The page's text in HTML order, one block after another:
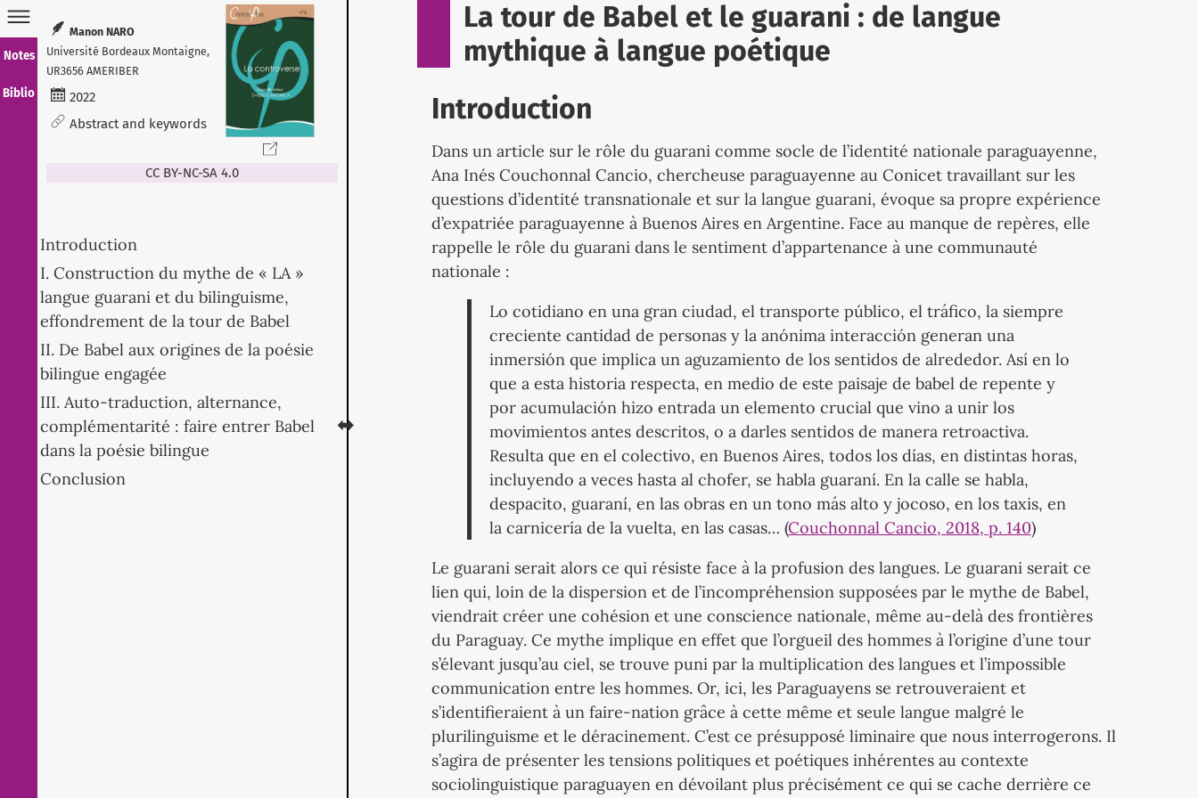
Notes
Biblio
Manon NARO
Université Bordeaux Montaigne,
UR3656 AMERIBER
2022
Abstract and keywords
CC BY-NC-SA 4.0
Introduction
I. Construction du mythe de « LA »
langue guarani et du bilinguisme,
effondrement de la tour de Babel
II. De Babel aux origines de la poésie
bilingue engagée
III. Auto-traduction, alternance,
complémentarité : faire entrer Babel
dans la poésie bilingue
Conclusion
La tour de Babel et le guarani : de langue
mythique à langue poétique
Introduction
Dans un article sur le rôle du guarani comme socle de l’identité nationale paraguayenne,
Ana Inés Couchonnal Cancio, chercheuse paraguayenne au Conicet travaillant sur les
questions d’identité transnationale et sur la langue guarani, évoque sa propre expérience
d’expatriée paraguayenne à Buenos Aires en Argentine. Face au manque de repères, elle
rappelle le rôle du guarani dans le sentiment d’appartenance à une communauté
nationale :
Lo cotidiano en una gran ciudad, el transporte público, el tráfico, la siempre
creciente cantidad de personas y la anónima interacción generan una
inmersión que implica un aguzamiento de los sentidos de alrededor. Así en lo
que a esta historia respecta, en medio de este paisaje de babel de repente y
por acumulación hizo entrada un elemento crucial que vino a unir los
movimientos antes descritos, o a darles sentidos de manera retroactiva.
Resulta que en el colectivo, en Buenos Aires, todos los días, en distintas horas,
incluyendo a veces hasta al chofer, se habla guaraní. En la calle se habla,
despacito, guaraní, en las obras en un tono más alto y jocoso, en los taxis, en
la carnicería de la vuelta, en las casas… (Couchonnal Cancio, 2018, p. 140)
Le guarani serait alors ce qui résiste face à la profusion des langues. Le guarani serait ce
lien qui, loin de la dispersion et de l’incompréhension supposées par le mythe de Babel,
viendrait créer une cohésion et une conscience nationale, même au-delà des frontières
du Paraguay. Ce mythe implique en effet que l’orgueil des hommes à l’origine d’une tour
s’élevant jusqu’au ciel, se trouve puni par la multiplication des langues et l’impossible
communication entre les hommes. Or, ici, les Paraguayens se retrouveraient et
s’identifieraient à un faire-nation grâce à cette même et seule langue malgré le
plurilinguisme et le déracinement. C’est ce présupposé liminaire que nous interrogerons. Il
s’agira de présenter les tensions politiques et poétiques inhérentes au contexte
sociolinguistique paraguayen en dévoilant plus précisément ce qui se cache derrière ce